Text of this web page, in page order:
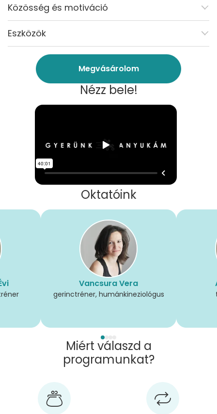
Közösség és motiváció
Eszközök
Megvásárolom
Nézz bele!
Oktatóink
Vancsura Vera
gerinctréner, humánkineziológus
Miért válaszd a
programunkat?